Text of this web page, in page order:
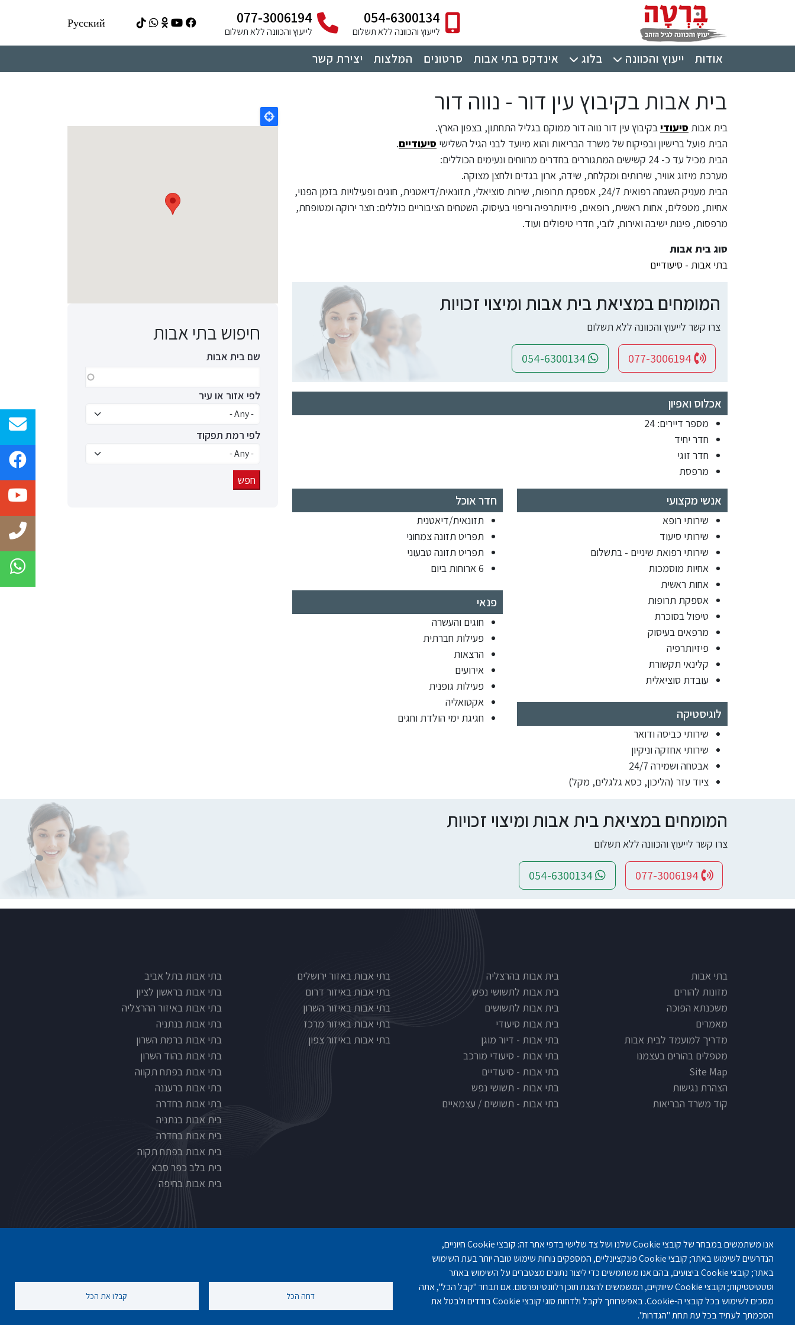
054-6300134
לייעוץ והכוונה ללא תשלום
077-3006194
לייעוץ והכוונה ללא תשלום
Русский
תפריט ראשי
אודות ייעוץ והכוונה בלוג אינדקס בתי אבות סרטונים המלצות יצירת קשר
בית אבות בקיבוץ עין דור - נווה דור
בית אבות סיעודיבקיבוץ עין דור נווה דור ממוקם בגליל התחתון, בצפון הארץ.
הבית פועל ברישיון ובפיקוח של משרד הבריאות והוא מיועד לבני הגיל השלישי סיעודיים.
הבית מכיל עד כ- 24 קשישים המתגוררים בחדרים מרווחים ונעימים הכוללים:
מערכת מיזוג אוויר, שירותים ומקלחת, שידה, ארון בגדים ולחצן מצוקה.
הבית מעניק השגחה רפואית 24/7, אספקת תרופות, שירות סוציאלי, תזונאית/דיאטנית, חוגים ופעילויות בזמן הפנוי,
אחיות, מטפלים, אחות ראשית, רופאים, פיזיותרפיה וריפוי בעיסוק. השטחים הציבוריים כוללים: חצר ירוקה ומטופחת,
מרפסות, פינות ישיבה ואירוח, לובי, חדרי טיפולים ועוד.
סוג בית אבות
בתי אבות - סיעודיים
המומחים במציאת בית אבות ומיצוי זכויות
צרו קשר לייעוץ והכוונה ללא תשלום
אכלוס ואפיון
מספר דיירים: 24
חדר יחיד
חדר זוגי
מרפסת
חדר אוכל
תזונאית/דיאטנית
תפריט תזונה צמחוני
תפריט תזונה טבעוני
6 ארוחות ביום
אנשי מקצועי
שירותי רופא
שירותי סיעוד
שירותי רפואת שיניים - בתשלום
אחיות מוסמכות
אחות ראשית
אספקת תרופות
טיפול בסוכרת
מרפאים בעיסוק
פיזיותרפיה
קלינאי תקשורת
עובדת סוציאלית
פנאי
חוגים והעשרה
פעילות חברתית
הרצאות
אירועים
פעילות גופנית
אקטואליה
חגיגת ימי הולדת וחגים
לוגיסטיקה
שירותי כביסה ודואר
שירותי אחזקה וניקיון
אבטחה ושמירה 24/7
ציוד עזר (הליכון, כסא גלגלים, מקל)
חיפוש בתי אבות
שם בית אבות
לפי אזור או עיר
לפי רמת תפקוד
המומחים במציאת בית אבות ומיצוי זכויות
צרו קשר לייעוץ והכוונה ללא תשלום
Footer
בתי אבות
מזונות להורים
משכנתא הפוכה
מאמרים
מדריך למועמד לבית אבות
מטפלים בהורים בעצמנו
Site Map
הצהרת נגישות
קוד משרד הבריאות
Nursinghouse type
בית אבות בהרצליה
בית אבות לתשושי נפש
בית אבות לתשושים
בית אבות סיעודי
בתי אבות - דיור מוגן
בתי אבות - סיעודי מורכב
בתי אבות - סיעודיים
בתי אבות - תשושי נפש
בתי אבות - תשושים / עצמאיים
בתי אבות לפי אזורים
בתי אבות באזור ירושלים
בתי אבות באיזור דרום
בתי אבות באיזור השרון
בתי אבות באיזור מרכז
בתי אבות באיזור צפון
בתי אבות בתל אביב
בתי אבות בראשון לציון
בתי אבות באיזור ההרצליה
בתי אבות בנתניה
בתי אבות ברמת השרון
בתי אבות בהוד השרון
בתי אבות בפתח תקווה
בתי אבות ברעננה
בתי אבות בחדרה
בית אבות בנתניה
בית אבות בחדרה
בית אבות בפתח תקוה
בית בלב כפר סבא
בית אבות בחיפה
פנחס לבון 18 ,לב יסמין, קומה-2, נתניה
אנו משתמשים במבחר של קובצי Cookie שלנו ושל צד שלישי בדפי אתר זה: קובצי Cookie חיוניים,
הנדרשים לשימוש באתר; קובצי Cookie פונקציונליים, המספקים נוחות שימוש טובה יותר בעת השימוש
באתר; קובצי Cookie ביצועים, בהם אנו משתמשים כדי ליצור נתונים מצטברים על השימוש באתר
וסטטיסטיקות; וקובצי Cookie שיווקיים, המשמשים להצגת תוכן רלוונטי ופרסום. אם תבחר "קבל הכל", אתה
מסכים לשימוש בכל קובצי ה-Cookie. באפשרותך לקבל ולדחות סוגי קובצי Cookie בודדים ולבטל את
הסכמתך לעתיד בכל עת תחת "הגדרות".
דחה הכל קבלו את הכל
©נוקה ווב סטודיו